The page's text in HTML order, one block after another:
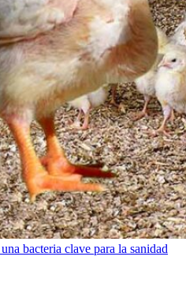
bacteria clave para la sanidad